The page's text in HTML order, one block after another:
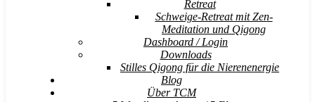
Retreat
Schweige-Retreat mit Zen-
Meditation und Qigong
Dashboard / Login
Downloads
Stilles Qigong für die Nierenenergie
Blog
Über TCM